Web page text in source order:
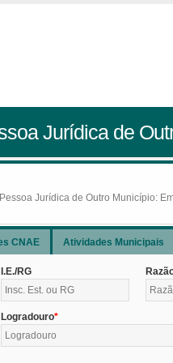
Jurídica de
Jurídica de Outro Município:
CNAE Atividades Municipais
I.E./RG
Logradouro